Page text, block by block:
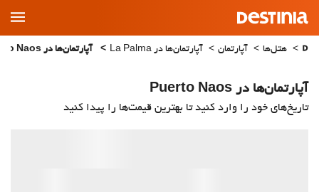
Main
Menu
هتل‌ها آپارتمان آپارتمان‌ها در La Palma آپارتمان‌ها در Puerto Naos
آپارتمان‌ها در Puerto Naos
تاریخ‌های خود را وارد کنید تا بهترین قیمت‌ها را پیدا کنید